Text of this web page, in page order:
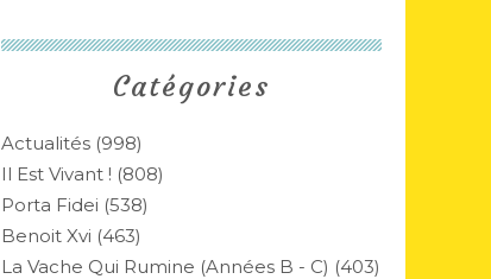
Catégories
Actualités (998)
Il Est Vivant ! (808)
Porta Fidei (538)
Benoit Xvi (463)
La Vache Qui Rumine (années B - C) (403)